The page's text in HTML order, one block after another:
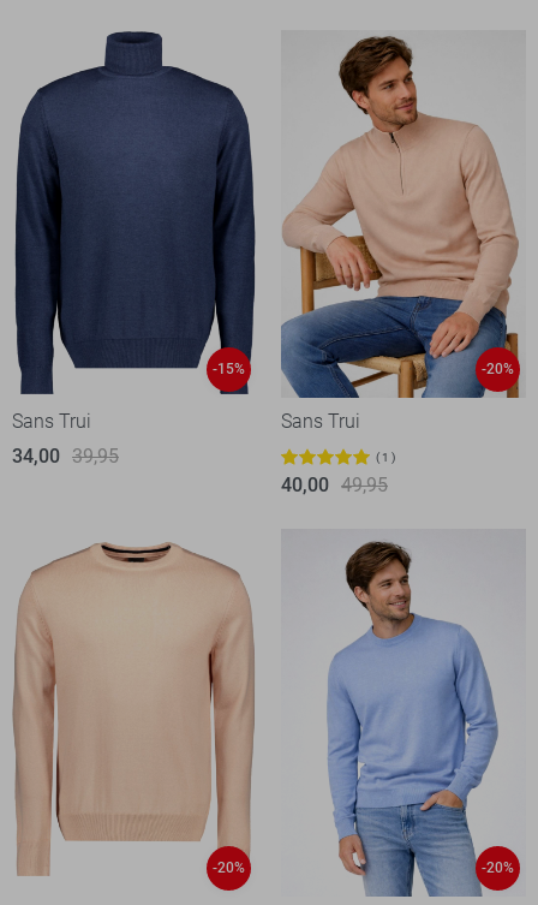
-15%
Sans Trui
34,00 39,95
-20%
Sans Trui
1
40,00 49,95
-20% -20%